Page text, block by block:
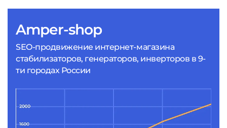
Amper-shop
SEO-продвижение интернет-магазина
стабилизаторов, генераторов, инверторов в 9-
ти городах России